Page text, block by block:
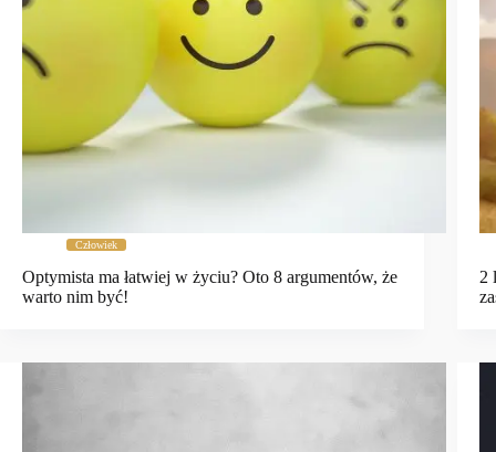
Człowiek
Optymista ma łatwiej w życiu? Oto 8 argumentów, że
warto nim być!
2